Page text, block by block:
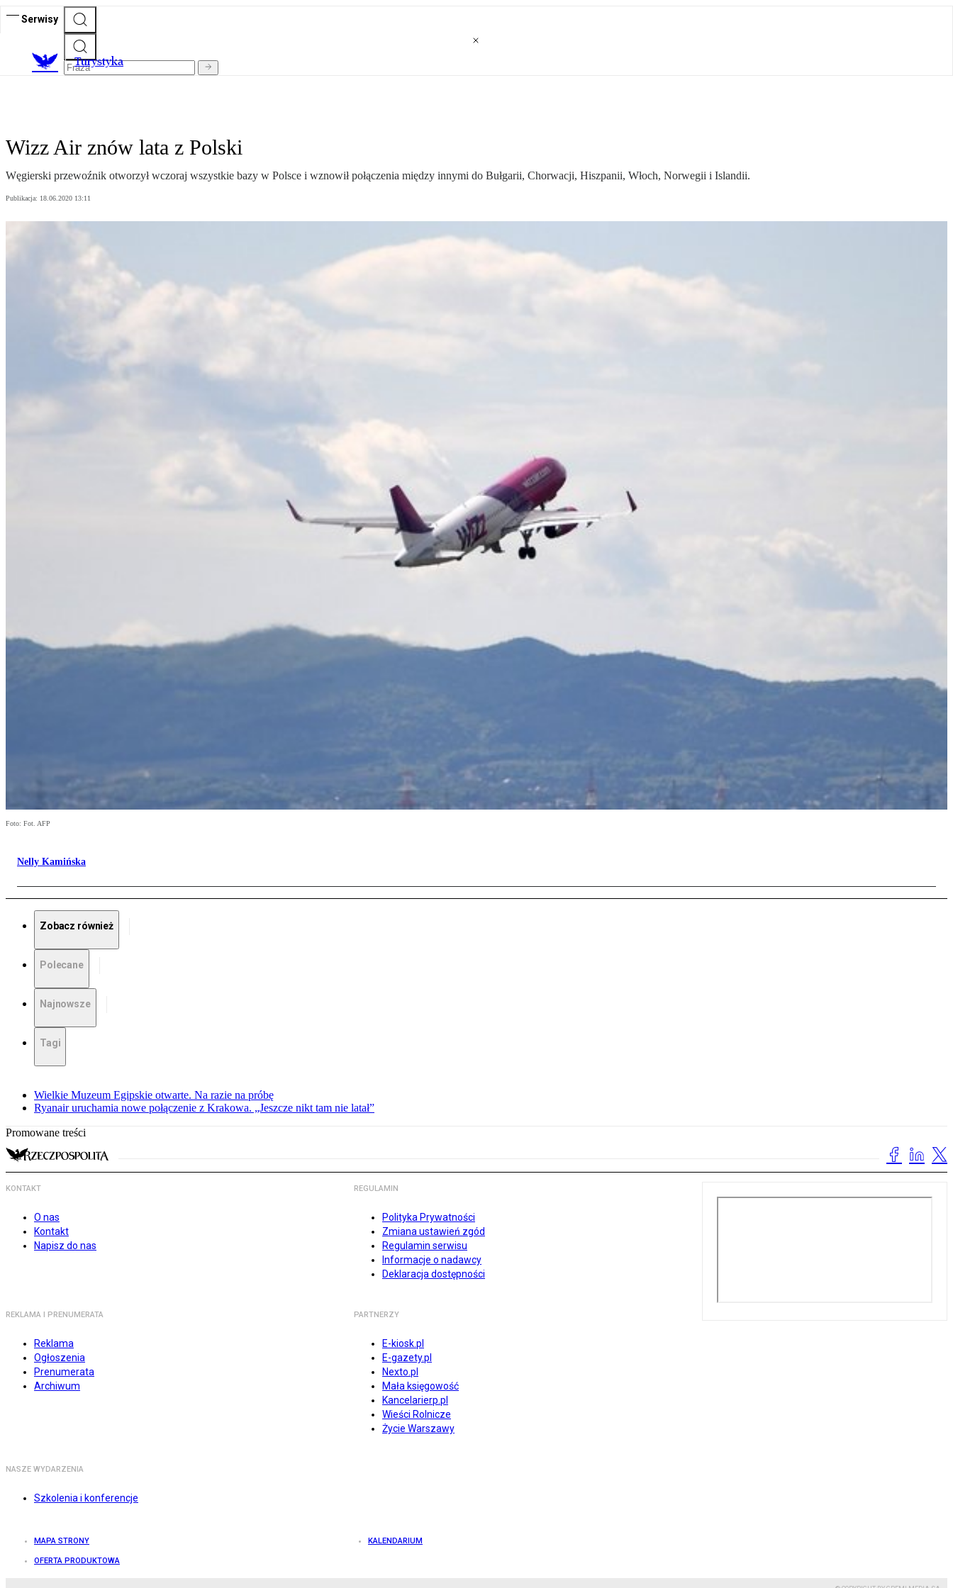
Serwisy
Turystyka
Wizz Air znów lata z Polski
Węgierski przewoźnik otworzył wczoraj wszystkie bazy w Polsce i wznowił połączenia między innymi do Bułgarii, Chorwacji, Hiszpanii, Włoch, Norwegii i Islandii.
Publikacja: 18.06.2020 13:11
Foto: Fot. AFP
Nelly Kamińska
Zobacz również
Polecane
Najnowsze
Tagi
Wielkie Muzeum Egipskie otwarte. Na razie na próbę
Ryanair uruchamia nowe połączenie z Krakowa. „Jeszcze nikt tam nie latał”
Promowane treści
KONTAKT
O nas
Kontakt
Napisz do nas
REGULAMIN
Polityka Prywatności
Zmiana ustawień zgód
Regulamin serwisu
Informacje o nadawcy
Deklaracja dostępności
REKLAMA I PRENUMERATA
Reklama
Ogłoszenia
Prenumerata
Archiwum
PARTNERZY
E-kiosk.pl
E-gazety.pl
Nexto.pl
Mała księgowość
Kancelarierp.pl
Wieści Rolnicze
Życie Warszawy
NASZE WYDARZENIA
Szkolenia i konferencje
MAPA STRONY KALENDARIUM
OFERTA PRODUKTOWA